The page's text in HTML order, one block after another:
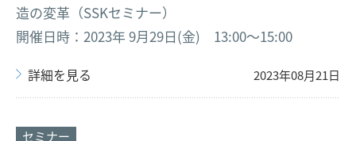
造の変革（SSKセミナー）
開催日時：2023年 9月29日(金) 13:00～15:00
詳細を見る 2023年08月21日
セミナー